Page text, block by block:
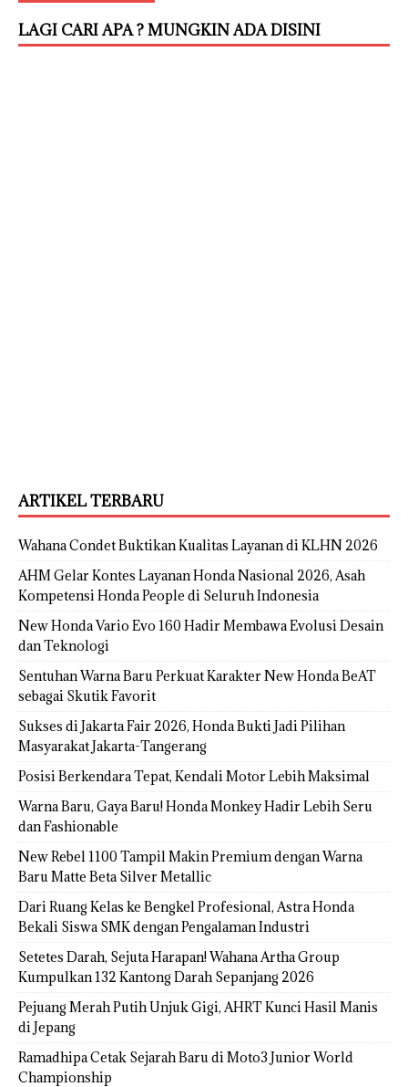
LAGI CARI APA ? MUNGKIN ADA DISINI
ARTIKEL TERBARU
Wahana Condet Buktikan Kualitas Layanan di KLHN 2026
AHM Gelar Kontes Layanan Honda Nasional 2026, Asah
Kompetensi Honda People di Seluruh Indonesia
New Honda Vario Evo 160 Hadir Membawa Evolusi Desain
dan Teknologi
Sentuhan Warna Baru Perkuat Karakter New Honda BeAT
sebagai Skutik Favorit
Sukses di Jakarta Fair 2026, Honda Bukti Jadi Pilihan
Masyarakat Jakarta-Tangerang
Posisi Berkendara Tepat, Kendali Motor Lebih Maksimal
Warna Baru, Gaya Baru! Honda Monkey Hadir Lebih Seru
dan Fashionable
New Rebel 1100 Tampil Makin Premium dengan Warna
Baru Matte Beta Silver Metallic
Dari Ruang Kelas ke Bengkel Profesional, Astra Honda
Bekali Siswa SMK dengan Pengalaman Industri
Setetes Darah, Sejuta Harapan! Wahana Artha Group
Kumpulkan 132 Kantong Darah Sepanjang 2026
Pejuang Merah Putih Unjuk Gigi, AHRT Kunci Hasil Manis
di Jepang
Ramadhipa Cetak Sejarah Baru di Moto3 Junior World
Championship